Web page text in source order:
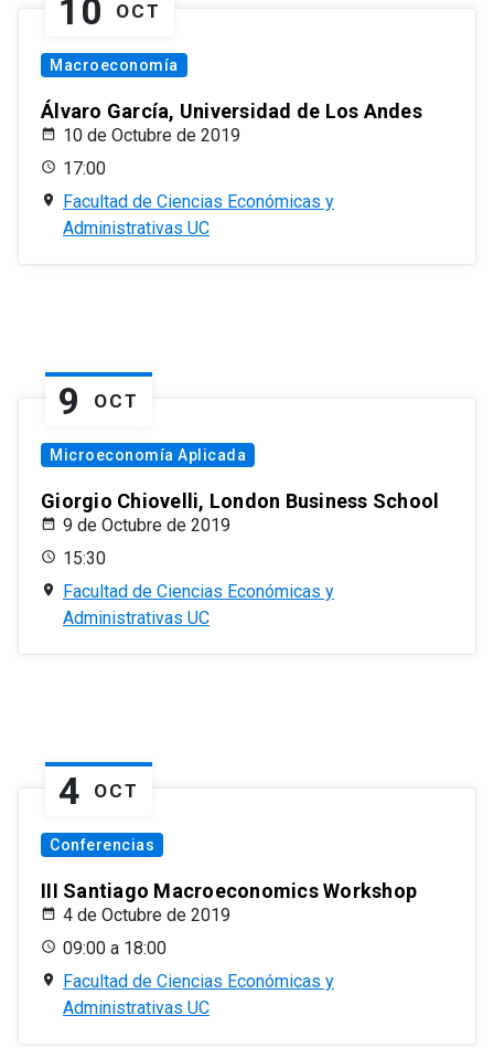
10 OCT
Macroeconomía
Álvaro García, Universidad de Los Andes
10 de Octubre de 2019
17:00
Facultad de Ciencias Económicas y
Administrativas UC
9 OCT
Microeconomía Aplicada
Giorgio Chiovelli, London Business School
9 de Octubre de 2019
15:30
Facultad de Ciencias Económicas y
Administrativas UC
4 OCT
Conferencias
III Santiago Macroeconomics Workshop
4 de Octubre de 2019
09:00 a 18:00
Facultad de Ciencias Económicas y
Administrativas UC